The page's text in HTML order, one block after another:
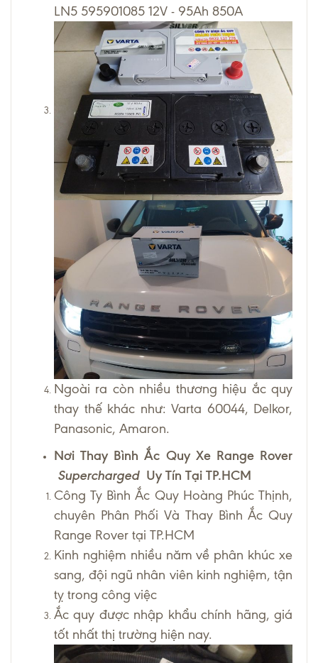
LN5 595901085 12V - 95Ah 850A
Ngoài ra còn nhiều thương hiệu ắc quy
thay thế khác như: Varta 60044, Delkor,
Panasonic, Amaron.
Nơi Thay Bình Ắc Quy Xe Range Rover
Supercharged Uy Tín Tại TP.HCM
Công Ty Bình Ắc Quy Hoàng Phúc Thịnh,
chuyên Phân Phối Và Thay Bình Ắc Quy
Range Rover tại TP.HCM
Kinh nghiệm nhiều năm về phân khúc xe
sang, đội ngũ nhân viên kinh nghiệm, tận
tỵ trong công việc
Ắc quy được nhập khẩu chính hãng, giá
tốt nhất thị trường hiện nay.